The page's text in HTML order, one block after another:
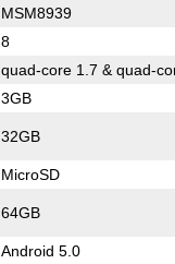
MSM8939
8
quad-core 1.7 & quad-
3GB
32GB
MicroSD
64GB
Android 5.0